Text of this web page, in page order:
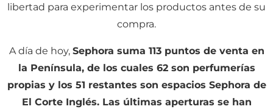
libertad para experimentar los productos antes de su
compra.
A día de hoy, Sephora suma 113 puntos de venta en
la Península, de los cuales 62 son perfumerías
propias y los 51 restantes son espacios Sephora de
El Corte Inglés. Las últimas aperturas se han